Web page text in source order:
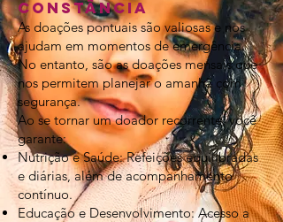
constância
As doações pontuais são valiosas e nos
ajudam em momentos de emergência.
No entanto, são as doações mensais que
nos permitem planejar o amanhã com
segurança.
Ao se tornar um doador recorrente, você
garante:
Nutrição e Saúde: Refeições equilibradas
e diárias, além de acompanhamento
contínuo.
Educação e Desenvolvimento: Acesso a